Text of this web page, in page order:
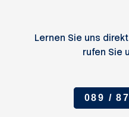
Lernen Sie uns
rufen Sie
089 /